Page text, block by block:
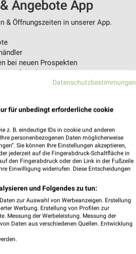
Angebote App
& Öffnungszeiten in unserer App.
bei neuen Prospekten
planen
Datenschutzbestimmungen
für unbedingt erforderliche cookie
z. B. eindeutige IDs in cookie und anderen
personenbezogenen Daten möglicherweise
Sie können Ihre Einstellungen akzeptieren,
jederzeit auf die Fingerabdruck-Schaltfläche in
den Fingerabdruck oder den Link in der Fußzeile
Einwilligung widerrufen. Diese Entscheidungen
und Folgendes zu tun:
zur Auswahl von Werbeanzeigen. Erstellung
Werbung. Erstellung von Profilen zur
Messung der Werbeleistung. Messung der
Daten aus verschiedenen Quellen. Entwicklung